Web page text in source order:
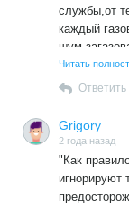
службы,от
каждый
технике
т.д. и т.п.,а
Читать
Ответить
Grigory
2 года назад
"Как
игнорируют